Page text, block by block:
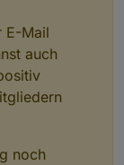
E-Mail
auch
noch